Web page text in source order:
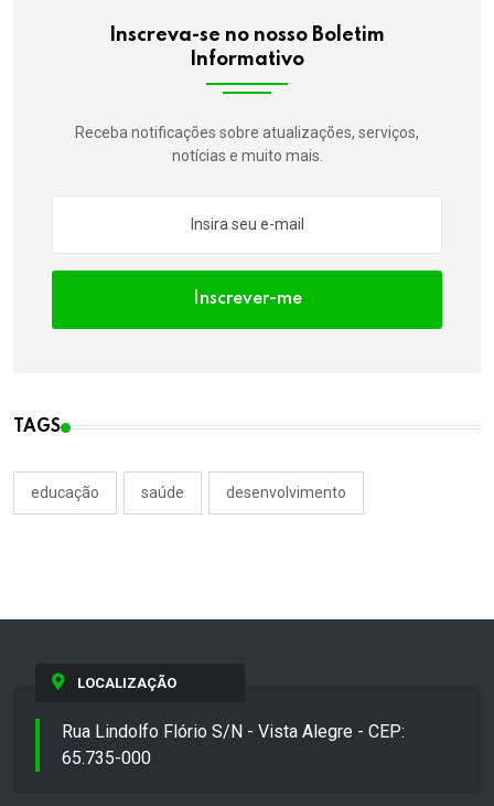
Inscreva-se no nosso Boletim
Informativo
Receba notificações sobre atualizações, serviços,
notícias e muito mais.
Inscrever-me
TAGS
educação saúde desenvolvimento
LOCALIZAÇÃO
Rua Lindolfo Flório S/N - Vista Alegre - CEP:
65.735-000